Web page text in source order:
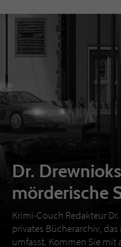
Dr. Drewnioks
mörderische
Krimi-Couch Redakteur
privates Bücherarchiv,
umfasst. Kommen Sie mit